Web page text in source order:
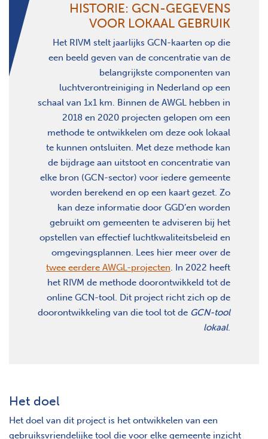
HISTORIE: GCN-GEGEVENS
VOOR LOKAAL GEBRUIK
Het RIVM stelt jaarlijks GCN-kaarten op die
een beeld geven van de concentratie van de
belangrijkste componenten van
luchtverontreiniging in Nederland op een
schaal van 1x1 km. Binnen de AWGL hebben in
2018 en 2020 projecten gelopen om een
methode te ontwikkelen om deze ook lokaal
te kunnen ontsluiten. Met deze methode kan
de bijdrage aan uitstoot en concentratie van
elke bron (GCN-sector) voor iedere gemeente
worden berekend en op een kaart gezet. Zo
kan deze informatie door GGD’en worden
gebruikt om gemeenten te adviseren bij het
opstellen van effectief luchtkwaliteitsbeleid en
omgevingsplannen. Lees hier meer over de
twee eerdere AWGL-projecten. In 2022 heeft
het RIVM de methode doorontwikkeld tot de
online GCN-tool. Dit project richt zich op de
doorontwikkeling van die tool tot de GCN-tool
lokaal.
Het doel
Het doel van dit project is het ontwikkelen van een
gebruiksvriendelijke tool die voor elke gemeente inzicht